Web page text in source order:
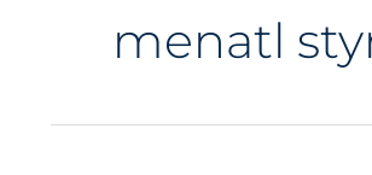
menatl